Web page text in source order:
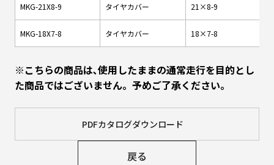
MKG-21X8-9 タイヤカバー 21×8-9
MKG-18X7-8 タイヤカバー 18×7-8
※こちらの商品は､使用したままの通常走行を目的とし
た商品ではございません。予めご了承ください。
PDFカタログダウンロード
戻る